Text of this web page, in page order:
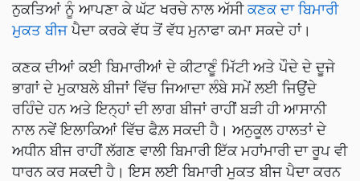
ਨੁਕਤਿਆਂ ਨੂੰ ਆਪਣਾ ਕੇ ਘੱਟ ਖਰਚੇ ਨਾਲ ਅੱਸੀ ਕਣਕ ਦਾ ਬਿਮਾਰੀ
ਮੁਕਤ ਬੀਜ ਪੈਦਾ ਕਰਕੇ ਵੱਧ ਤੋਂ ਵੱਧ ਮੁਨਾਫਾ ਕਮਾ ਸਕਦੇ ਹਾਂ।
ਕਣਕ ਦੀਆਂ ਕਈ ਬਿਮਾਰੀਆਂ ਦੇ ਕੀਟਾਣੂੰ ਮਿੱਟੀ ਅਤੇ ਪੌਦੇ ਦੇ ਦੂਜੇ
ਭਾਗਾਂ ਦੇ ਮੁਕਾਬਲੇ ਬੀਜਾਂ ਵਿੱਚ ਜਿਆਦਾ ਲੰਬੇ ਸਮੇਂ ਲਈ ਜਿਉਂਦੇ
ਰਹਿੰਦੇ ਹਨ ਅਤੇ ਇਨ੍ਹਾਂ ਦੀ ਲਾਗ ਬੀਜਾਂ ਰਾਹੀਂ ਬੜੀ ਹੀ ਆਸਾਨੀ
ਨਾਲ ਨਵੇਂ ਇਲਾਕਿਆਂ ਵਿੱਚ ਫੈਲ਼ ਸਕਦੀ ਹੈ। ਅਨੁਕੂਲ ਹਾਲਤਾਂ ਦੇ
ਅਧੀਨ ਬੀਜ ਰਾਹੀਂ ਲੱਗਣ ਵਾਲੀ ਬਿਮਾਰੀ ਇੱਕ ਮਹਾਂਮਾਰੀ ਦਾ ਰੂਪ ਵੀ
ਧਾਰਨ ਕਰ ਸਕਦੀ ਹੈ। ਇਸ ਲਈ ਬਿਮਾਰੀ ਮੁਕਤ ਬੀਜ ਪੈਦਾ ਕਰਨ